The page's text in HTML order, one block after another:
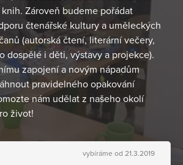
Zároveň budeme pořádat
čtenářské kultury a uměleckých
(autorská čtení, literární večery,
dospělé i děti, výstavy a projekce).
zapojení a novým nápadům
pravidelného opakování
nám udělat z našeho okolí
život!
vybíráme od 21.3.2019